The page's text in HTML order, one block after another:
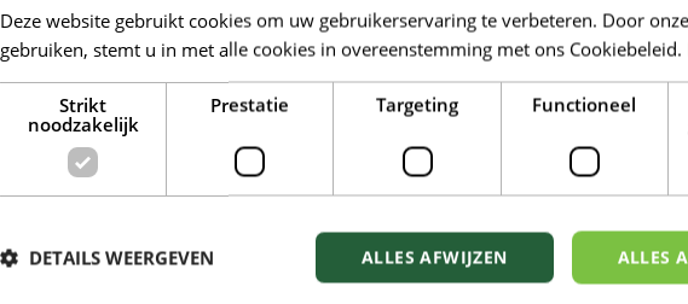
Aster 'Little Carlow'
Aster ageratoides
'Adustus Nanus'
Aster
Deze website gebruikt cookies om uw gebruikerservaring te verbeteren. Door
gebruiken, stemt u in met alle cookies in overeenstemming met ons Cookiebeleid.
Strikt
noodzakelijk
Prestatie Targeting Functioneel
ALLES
ALLES AFWIJZEN
DETAILS WEERGEVEN